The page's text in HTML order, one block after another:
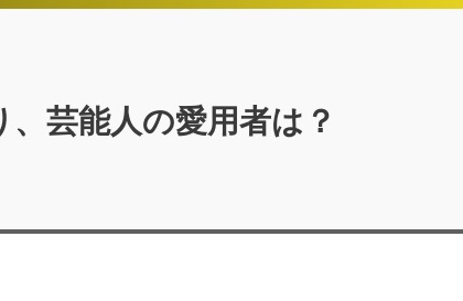
芸能人の愛用者は？